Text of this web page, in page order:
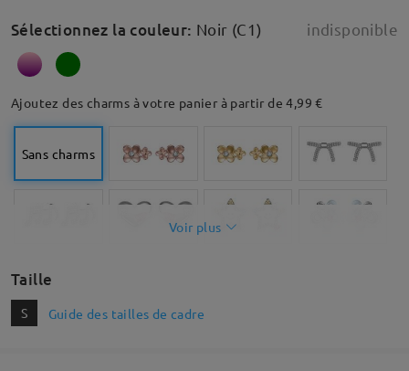
Sélectionnez la couleur: Noir (C1) indisponible
Ajoutez des charms à votre panier à partir de 4,99 €
Sans charms
Voir plus
Taille
S Guide des tailles de cadre